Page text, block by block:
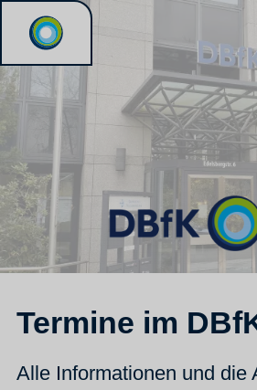
Termine im
Alle Informationen und die